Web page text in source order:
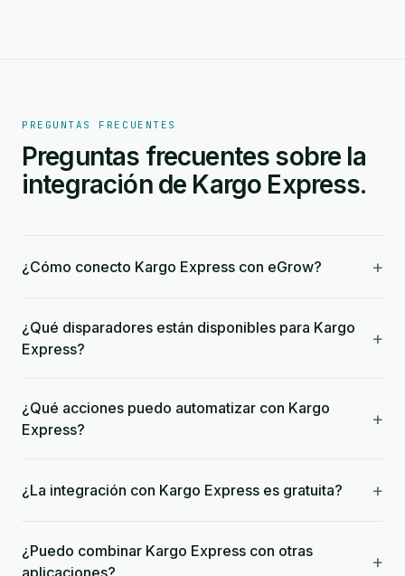
PREGUNTAS FRECUENTES
Preguntas frecuentes sobre la
integración de Kargo Express.
¿Cómo conecto Kargo Express con eGrow? +
¿Qué disparadores están disponibles para Kargo
Express?
+
¿Qué acciones puedo automatizar con Kargo
Express?
+
¿La integración con Kargo Express es gratuita? +
¿Puedo combinar Kargo Express con otras
aplicaciones?
+